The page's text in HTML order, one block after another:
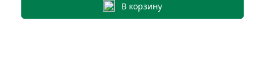
В корзину